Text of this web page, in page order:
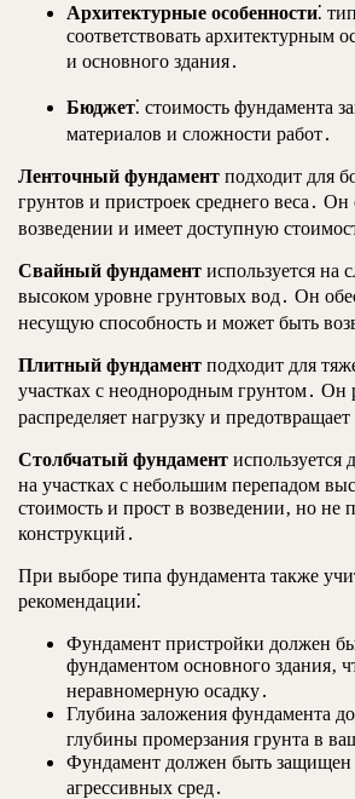
Архитектурные особенности⁚
соответствовать архитектурным
и основного здания․
Бюджет⁚ стоимость фундамента
материалов и сложности работ․
Ленточный фундамент подходит для
грунтов и пристроек среднего веса․ Он
возведении и имеет доступную
Свайный фундамент используется на
высоком уровне грунтовых вод․ Он
несущую способность и может быть
Плитный фундамент подходит для
участках с неоднородным грунтом․ Он
распределяет нагрузку и
Столбчатый фундамент используется
на участках с небольшим перепадом
стоимость и прост в возведении‚ но не
конструкций․
При выборе типа фундамента также
рекомендации⁚
Фундамент пристройки должен
фундаментом основного здания‚
неравномерную осадку․
Глубина заложения фундамента
глубины промерзания грунта в
Фундамент должен быть защищен
агрессивных сред․